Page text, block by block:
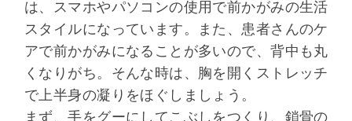
は、スマホやパソコンの使用で前かがみの生活
スタイルになっています。また、患者さんのケ
アで前かがみになることが多いので、背中も丸
くなりがち。そんな時は、胸を開くストレッチ
で上半身の凝りをほぐしましょう。
まず、手をグーにしてこぶしをつくり、鎖骨の